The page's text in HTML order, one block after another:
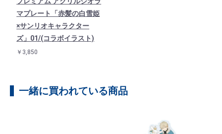
マプレート「赤髪の白雪姫
×サンリオキャラクター
ズ」01/(コラボイラスト)
￥3,850
一緒に買われている商品